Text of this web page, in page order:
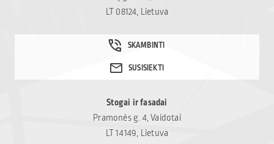
vaikų onkologinėmis
tapti reikšminga
laikotarpiu
atsidūrusioms šeimoms:
Mamų unija.
LT 08124, Lietuva
Stogai ir fasadai
Pramonės g. 4, Vaidotai
LT 14149, Lietuva